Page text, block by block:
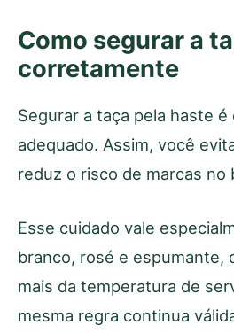
Como segurar a
corretamente
Segurar a taça pela haste é
adequado. Assim, você
reduz o risco de marcas no
Esse cuidado vale
branco, rosé e espumante,
mais da temperatura de
mesma regra continua